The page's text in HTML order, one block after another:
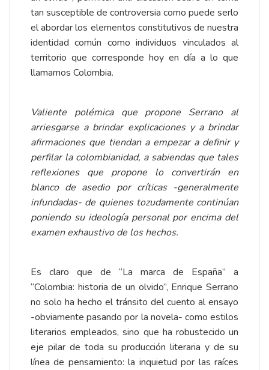
tan susceptible de controversia como puede serlo
el abordar los elementos constitutivos de nuestra
identidad común como individuos vinculados al
territorio que corresponde hoy en día a lo que
llamamos Colombia.
Valiente polémica que propone Serrano al
arriesgarse a brindar explicaciones y a brindar
afirmaciones que tiendan a empezar a definir y
perfilar la colombianidad, a sabiendas que tales
reflexiones que propone lo convertirán en
blanco de asedio por críticas -generalmente
infundadas- de quienes tozudamente continúan
poniendo su ideología personal por encima del
examen exhaustivo de los hechos.
Es claro que de “La marca de España” a
“Colombia: historia de un olvido”, Enrique Serrano
no solo ha hecho el tránsito del cuento al ensayo
-obviamente pasando por la novela- como estilos
literarios empleados, sino que ha robustecido un
eje pilar de toda su producción literaria y de su
línea de pensamiento: la inquietud por las raíces